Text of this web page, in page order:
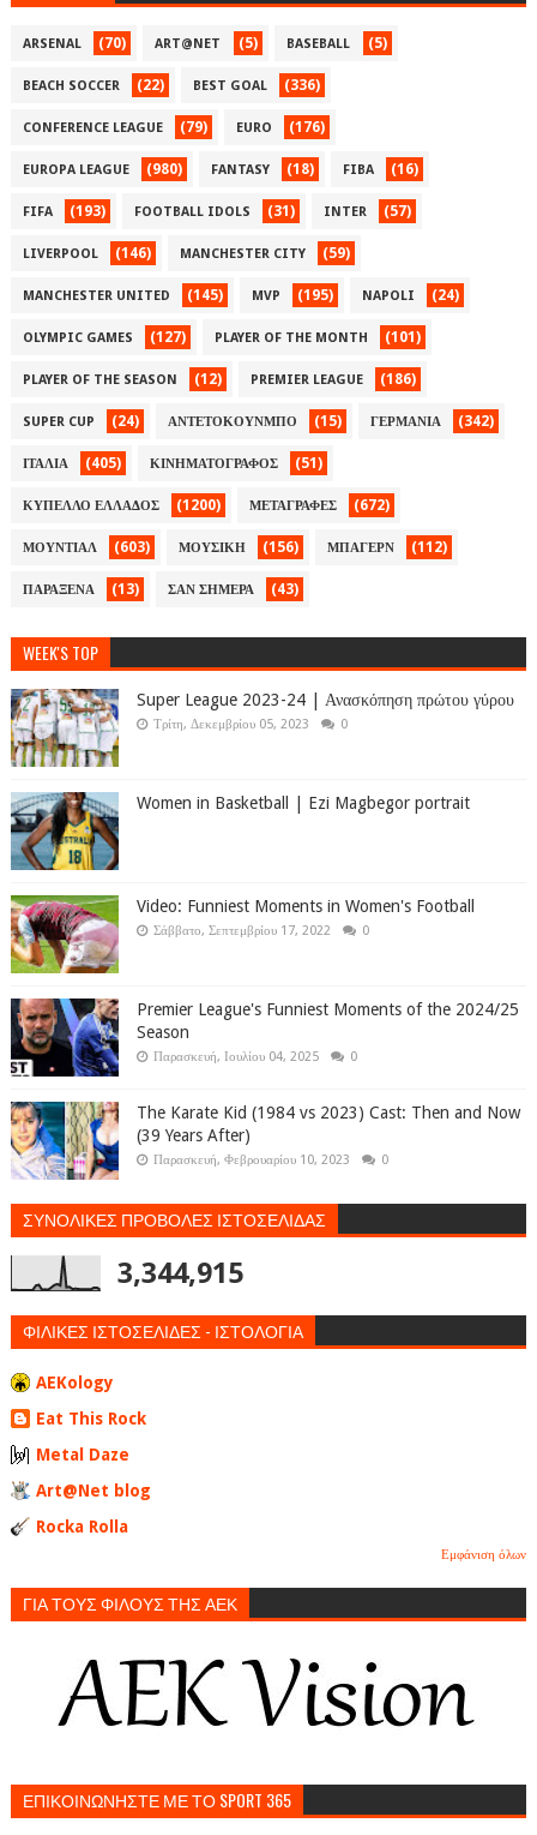
ARSENAL (70) ART@NET (5) BASEBALL (5)
BEACH SOCCER (22) BEST GOAL (336)
CONFERENCE LEAGUE (79) EURO (176)
EUROPA LEAGUE (980) FANTASY (18) FIBA (16)
FIFA (193) FOOTBALL IDOLS (31) INTER (57)
LIVERPOOL (146) MANCHESTER CITY (59)
MANCHESTER UNITED (145) MVP (195) NAPOLI (24)
OLYMPIC GAMES (127) PLAYER OF THE MONTH (101)
PLAYER OF THE SEASON (12) PREMIER LEAGUE (186)
SUPER CUP (24) ΑΝΤΕΤΟΚΟΥΝΜΠΟ (15) ΓΕΡΜΑΝΙΑ (342)
ΙΤΑΛΙΑ (405) ΚΙΝΗΜΑΤΟΓΡΑΦΟΣ (51)
ΚΥΠΕΛΛΟ ΕΛΛΑΔΟΣ (1200) ΜΕΤΑΓΡΑΦΕΣ (672)
ΜΟΥΝΤΙΑΛ (603) ΜΟΥΣΙΚΗ (156) ΜΠΑΓΕΡΝ (112)
ΠΑΡΑΞΕΝΑ (13) ΣΑΝ ΣΗΜΕΡΑ (43)
WEEK'S TOP
Super League 2023-24 | Ανασκόπηση πρώτου γύρου
Τρίτη, Δεκεμβρίου 05, 2023 0
Women in Basketball | Ezi Magbegor portrait
Video: Funniest Moments in Women's Football
Σάββατο, Σεπτεμβρίου 17, 2022 0
Premier League's Funniest Moments of the 2024/25
Season
Παρασκευή, Ιουλίου 04, 2025 0
The Karate Kid (1984 vs 2023) Cast: Then and Now
(39 Years After)
Παρασκευή, Φεβρουαρίου 10, 2023 0
ΣΥΝΟΛΙΚΕΣ ΠΡΟΒΟΛΕΣ ΙΣΤΟΣΕΛΙΔΑΣ
3,344,915
ΦΙΛΙΚΕΣ ΙΣΤΟΣΕΛΙΔΕΣ - ΙΣΤΟΛΟΓΙΑ
AEKology
Eat This Rock
Metal Daze
Art@Net blog
Rocka Rolla
Εμφάνιση όλων
ΓΙΑ ΤΟΥΣ ΦΙΛΟΥΣ ΤΗΣ ΑΕΚ
ΕΠΙΚΟΙΝΩΝΗΣΤΕ ΜΕ ΤΟ SPORT 365